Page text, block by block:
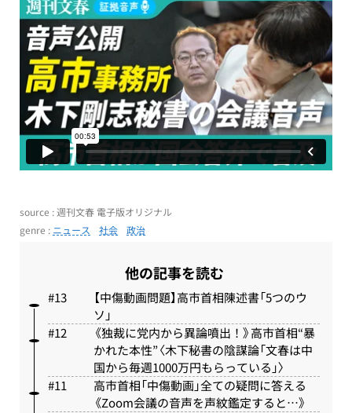
source : 週刊文春 電子版オリジナル
genre : ニュース 社会 政治
他の記事を読む
【中傷動画問題】高市首相陳述書「5つのウ
ソ」
《独裁に党内から異論噴出！》高市首相“暴
かれた本性”〈木下秘書の陰謀論「文春は中
国から毎週1000万円もらっている」〉
高市首相「中傷動画」全ての疑問に答える
《Zoom会議の音声を声紋鑑定すると…》